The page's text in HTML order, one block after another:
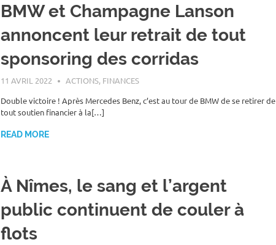
BMW et Champagne Lanson
annoncent leur retrait de tout
sponsoring des corridas
11 AVRIL 2022 ROGER LAHANA
ACTIONS, FINANCES
Double victoire ! Après Mercedes Benz, c’est au tour de BMW de se retirer de
tout soutien financier à la[…]
READ MORE
À Nîmes, le sang et l’argent
public continuent de couler à
flots